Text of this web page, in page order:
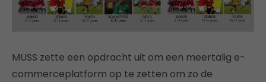
MUSS zette een opdracht uit om een meertalig e-
commerceplatform op te zetten om zo de